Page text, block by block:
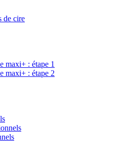
de cire
maxi+ : étape 1
maxi+ : étape 2